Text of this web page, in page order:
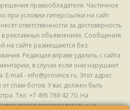
правообладателя. Частичное
при условии гиперссылки на сайт
ответственности за достоверность
рекламных объявлениях. Сообщения
на сайте размещаются без
Редакция вправе удалить с сайта
в случае если они нарушают
E-mail - info@province.ru. Этот адрес
спам-ботов. У вас должен быть
Tел. +7 495 789 42 70. На
рекомендательные